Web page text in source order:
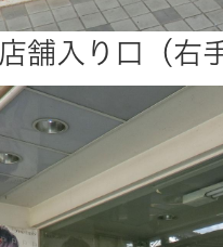
店舗入り口（右